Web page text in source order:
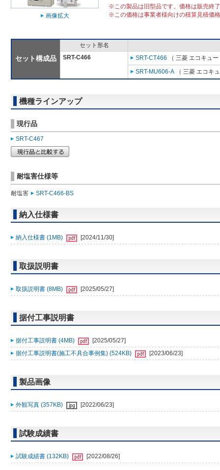
画像拡大
※この製品は旧型品です。価格は販売終
※この価格は事業者様向けの積算見積価
セット構成品
セット形名
SRT-C466
SRT-CT466 （ 三菱 エコキュ
SRT-MU606-A （ 三菱 エコキ
機種ラインアップ
現行品
SRT-C467
耐塩害仕様等
耐塩害 SRT-C466-BS
納入仕様書
納入仕様書 (1MB) [2024/11/30]
取扱説明書
取扱説明書 (8MB) [2025/05/27]
据付工事説明書
据付工事説明書 (4MB)
[2025/05/27]
据付工事説明書(施工不具合事例集) (524KB)
[2023/06/23]
製品画像
外観写真 (357KB) [2022/06/23]
試験成績書
試験成績書 (132KB) [2022/08/26]